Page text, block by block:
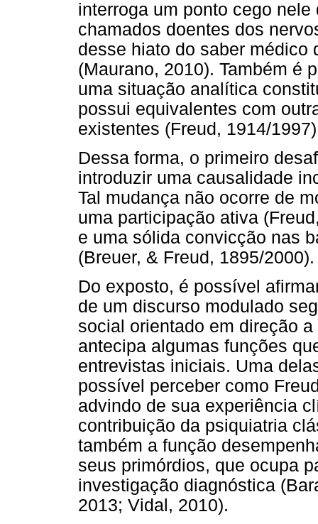
interroga um ponto cego
chamados doentes dos
desse hiato do saber
(Maurano, 2010). Também é
uma situação analítica
possui equivalentes com
existentes (Freud, 1914/
Dessa forma, o primeiro
introduzir uma causalidade
Tal mudança não ocorre de
uma participação ativa
e uma sólida convicção nas
(Breuer, & Freud, 1895/2000).
Do exposto, é possível
de um discurso modulado
social orientado em direção
antecipa algumas funções
entrevistas iniciais. Uma
possível perceber como
advindo de sua experiência
contribuição da psiquiatria
também a função
seus primórdios, que ocupa
investigação diagnóstica
2013; Vidal, 2010).